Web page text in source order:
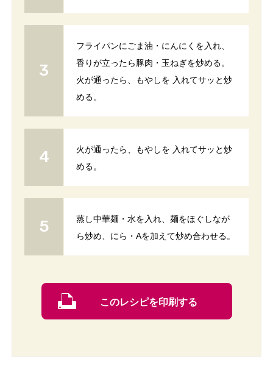
フライパンにごま油・にんにくを入れ、
香りが立ったら豚肉・玉ねぎを炒める。
火が通ったら、もやしを 入れてサッと炒
める。
火が通ったら、もやしを 入れてサッと炒
める。
蒸し中華麺・水を入れ、麺をほぐしなが
ら炒め、にら・Aを加えて炒め合わせる。
このレシピを印刷する